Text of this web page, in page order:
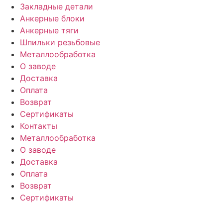
Закладные детали
Анкерные блоки
Анкерные тяги
Шпильки резьбовые
Металлообработка
О заводе
Доставка
Оплата
Возврат
Сертификаты
Контакты
Металлообработка
О заводе
Доставка
Оплата
Возврат
Сертификаты